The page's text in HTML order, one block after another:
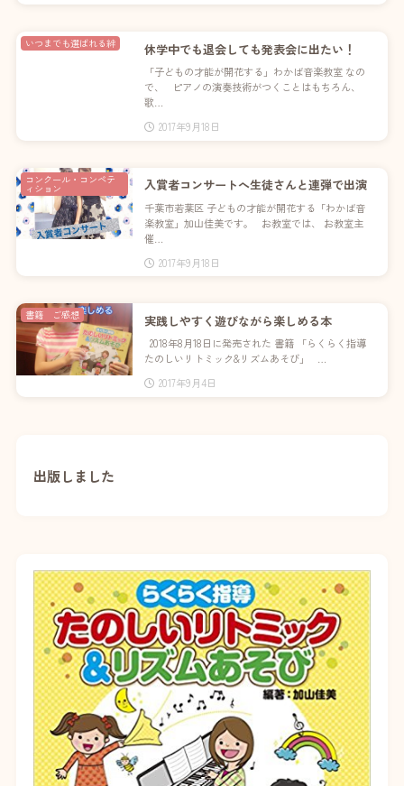
休学中でも退会しても発表会に出たい！
「子どもの才能が開花する」わかば音楽教室 なの
で、 ピアノの演奏技術がつくことはもちろん、
歌…
2017年9月18日
いつまでも選ばれる絆
入賞者コンサートへ生徒さんと連弾で出演
千葉市若葉区 子どもの才能が開花する「わかば音
楽教室」加山佳美です。 お教室では、 お教室主
催…
2017年9月18日
コンクール・コンペテ
ィション
実践しやすく遊びながら楽しめる本
2018年8月18日に発売された 書籍 「らくらく指導
たのしいリトミック&リズムあそび」 …
2017年9月4日
書籍 ご感想
出版しました